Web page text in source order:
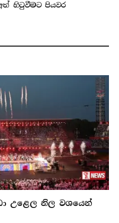
හිටුවීමට පියවර
උළෙල නිල වශයෙන්